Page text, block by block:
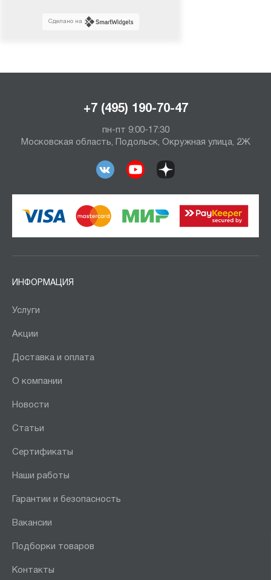
Сделано на
+7 (495) 190-70-47
пн-пт 9:00-17:30
Московская область, Подольск, Окружная улица, 2Ж
ИНФОРМАЦИЯ
Услуги
Акции
Доставка и оплата
О компании
Новости
Статьи
Сертификаты
Наши работы
Гарантии и безопасность
Вакансии
Подборки товаров
Контакты